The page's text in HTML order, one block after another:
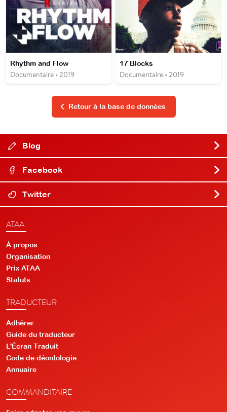
Rhythm and Flow
Documentaire • 2019
17 Blocks
Documentaire • 2019
Retour à la base de données
Blog
Facebook
Twitter
ATAA
À propos
Organisation
Prix ATAA
Statuts
TRADUCTEUR
Adhérer
Guide du traducteur
L'Écran Traduit
Code de déontologie
Annuaire
COMMANDITAIRE